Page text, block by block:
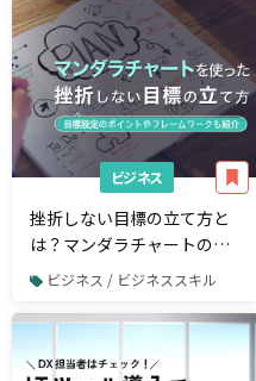
ビジネス
挫折しない目標の立て方と
は？マンダラチャートの使
い方やポイントも解説
ビジネス / ビジネススキル